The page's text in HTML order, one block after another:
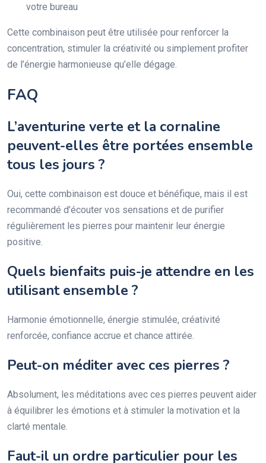
votre bureau
Cette combinaison peut être utilisée pour renforcer la
concentration, stimuler la créativité ou simplement profiter
de l’énergie harmonieuse qu’elle dégage.
FAQ
L’aventurine verte et la cornaline
peuvent-elles être portées ensemble
tous les jours ?
Oui, cette combinaison est douce et bénéfique, mais il est
recommandé d’écouter vos sensations et de purifier
régulièrement les pierres pour maintenir leur énergie
positive.
Quels bienfaits puis-je attendre en les
utilisant ensemble ?
Harmonie émotionnelle, énergie stimulée, créativité
renforcée, confiance accrue et chance attirée.
Peut-on méditer avec ces pierres ?
Absolument, les méditations avec ces pierres peuvent aider
à équilibrer les émotions et à stimuler la motivation et la
clarté mentale.
Faut-il un ordre particulier pour les